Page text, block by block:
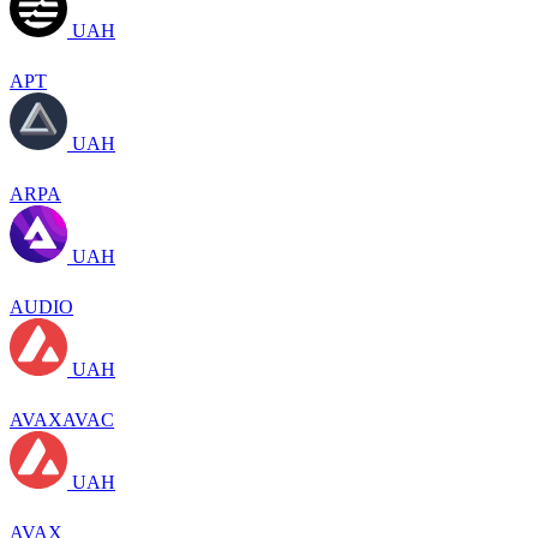
UAH
APT
UAH
ARPA
UAH
AUDIO
UAH
AVAXAVAC
UAH
AVAX